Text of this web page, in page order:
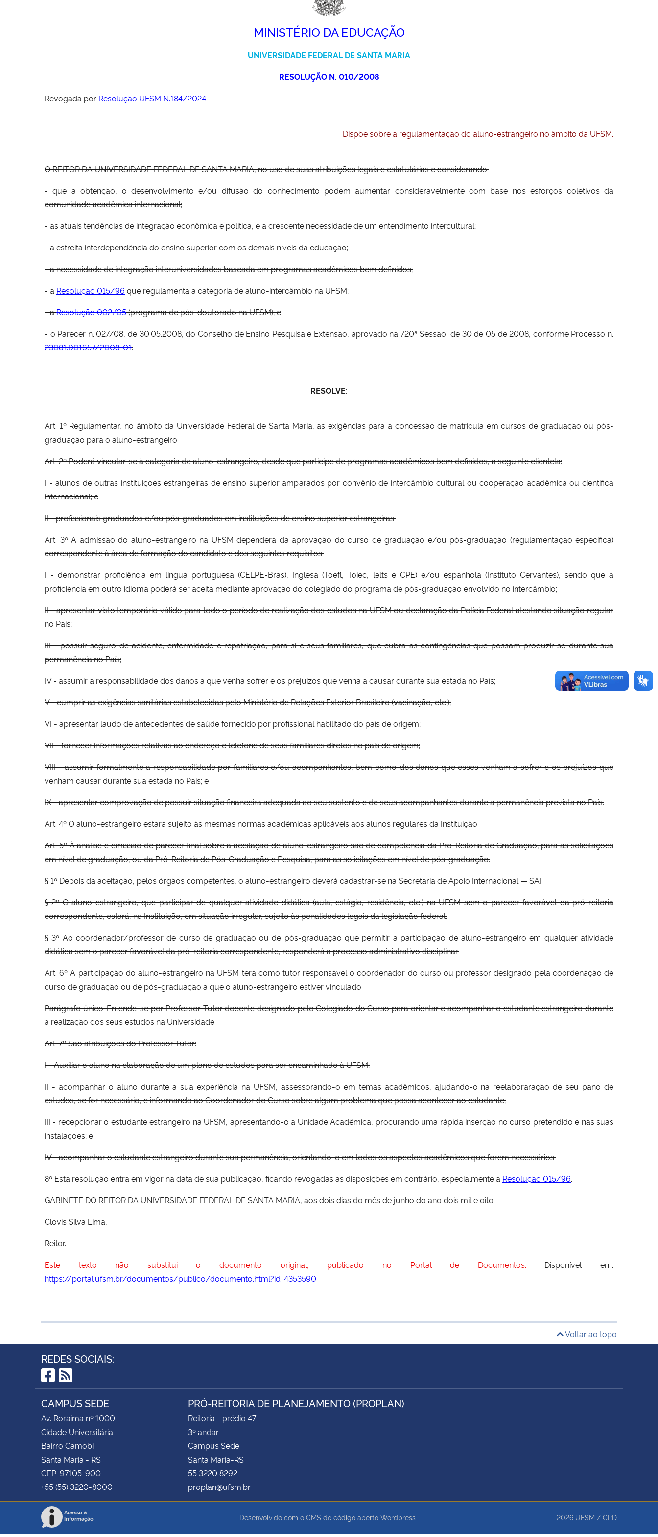
MINISTÉRIO DA EDUCAÇÃO
UNIVERSIDADE FEDERAL DE SANTA MARIA
RESOLUÇÃO N. 010/2008
Revogada por Resolução UFSM N.184/2024
Dispõe sobre a regulamentação do aluno-estrangeiro no âmbito da UFSM.
O REITOR DA UNIVERSIDADE FEDERAL DE SANTA MARIA, no uso de suas atribuições legais e estatutárias e considerando:
- que a obtenção, o desenvolvimento e/ou difusão do conhecimento podem aumentar consideravelmente com base nos esforços coletivos da
comunidade acadêmica internacional;
- as atuais tendências de integração econômica e política, e a crescente necessidade de um entendimento intercultural;
- a estreita interdependência do ensino superior com os demais níveis da educação;
- a necessidade de integração interuniversidades baseada em programas acadêmicos bem definidos;
- aResolução 015/96que regulamenta a categoria de aluno-intercâmbio na UFSM;
- aResolução 002/05(programa de pós-doutorado na UFSM); e
- o Parecer n. 027/08, de 30.05.2008, do Conselho de Ensino Pesquisa e Extensão, aprovado na 720ª Sessão, de 30 de 05 de 2008, conforme Processo n.
23081.001657/2008-01.
RESOLVE:
Art. 1º Regulamentar, no âmbito da Universidade Federal de Santa Maria, as exigências para a concessão de matricula em cursos de graduação ou pós-
graduação para o aluno-estrangeiro.
Art. 2º Poderá vincular-se à categoria de aluno-estrangeiro, desde que participe de programas acadêmicos bem definidos, a seguinte clientela:
I - alunos de outras instituições estrangeiras de ensino superior amparados por convênio de intercâmbio cultural ou cooperação acadêmica ou científica
internacional; e
II - profissionais graduados e/ou pós-graduados em instituições de ensino superior estrangeiras.
Art. 3º A admissão do aluno-estrangeiro na UFSM dependerá da aprovação do curso de graduação e/ou pós-graduação (regulamentação especifica)
correspondente à área de formação do candidato e dos seguintes requisitos:
I - demonstrar proficiência em língua portuguesa (CELPE-Bras), Inglesa (Toefl, Toiec, lelts e CPE) e/ou espanhola (Instituto Cervantes), sendo que a
proficiência em outro idioma poderá ser aceita mediante aprovação do colegiado do programa de pós-graduação envolvido no intercâmbio;
II - apresentar visto temporário válido para todo o período de realização dos estudos na UFSM ou declaração da Polícia Federal atestando situação regular
no País;
III - possuir seguro de acidente, enfermidade e repatriação, para si e seus familiares, que cubra as contingências que possam produzir-se durante sua
permanência no País;
IV - assumir a responsabilidade dos danos a que venha sofrer e os prejuízos que venha a causar durante sua estada no País;
V - cumprir as exigências sanitárias estabelecidas pelo Ministério de Relações Exterior Brasileiro (vacinação, etc.);
VI - apresentar laudo de antecedentes de saúde fornecido por profissional habilitado do país de origem;
VII - fornecer informações relativas ao endereço e telefone de seus familiares diretos no país de origem;
VIII - assumir formalmente a responsabilidade por familiares e/ou acompanhantes, bem como dos danos que esses venham a sofrer e os prejuízos que
venham causar durante sua estada no País; e
IX - apresentar comprovação de possuir situação financeira adequada ao seu sustento e de seus acompanhantes durante a permanência prevista no País.
Art. 4º O aluno-estrangeiro estará sujeito às mesmas normas acadêmicas aplicáveis aos alunos regulares da Instituição.
Art. 5º À análise e emissão de parecer final sobre a aceitação de aluno-estrangeiro são de competência da Pró-Reitoria de Graduação, para as solicitações
em nível de graduação, ou da Pró-Reitoria de Pós-Graduação e Pesquisa, para as solicitações em nível de pós-graduação.
§ 1º Depois da aceitação, pelos órgãos competentes, o aluno-estrangeiro deverá cadastrar-se na Secretaria de Apoio Internacional — SAI.
§ 2º O aluno estrangeiro, que participar de qualquer atividade didática (aula, estágio, residência, etc.) na UFSM sem o parecer favorável da pró-reitoria
correspondente, estará, na Instituição, em situação irregular, sujeito às penalidades legais da legislação federal.
§ 3º Ao coordenador/professor de curso de graduação ou de pós-graduação que permitir a participação de aluno-estrangeiro em qualquer atividade
didática sem o parecer favorável da pró-reitoria correspondente, responderá a processo administrativo disciplinar.
Art. 6º A participação do aluno-estrangeiro na UFSM terá como tutor responsável o coordenador do curso ou professor designado pela coordenação de
curso de graduação ou de pós-graduação a que o aluno-estrangeiro estiver vinculado.
Parágrafo único. Entende-se por Professor Tutor docente designado pelo Colegiado do Curso para orientar e acompanhar o estudante estrangeiro durante
a realização dos seus estudos na Universidade.
Art. 7º São atribuições do Professor Tutor:
I - Auxiliar o aluno na elaboração de um plano de estudos para ser encaminhado à UFSM;
II - acompanhar o aluno durante a sua experiência na UFSM, assessorando-o em temas acadêmicos, ajudando-o na reelaboraração de seu pano de
estudos, se for necessário, e informando ao Coordenador do Curso sobre algum problema que possa acontecer ao estudante;
III - recepcionar o estudante estrangeiro na UFSM, apresentando-o a Unidade Acadêmica, procurando uma rápida inserção no curso pretendido e nas suas
instalações; e
IV - acompanhar o estudante estrangeiro durante sua permanência, orientando-o em todos os aspectos acadêmicos que forem necessários.
8º Esta resolução entra em vigor na data de sua publicação, ficando revogadas as disposições em contrário, especialmente aResolução 015/96.
GABINETE DO REITOR DA UNIVERSIDADE FEDERAL DE SANTA MARIA, aos dois dias do mês de junho do ano dois mil e oito.
Clovis Silva Lima,
Reitor.
Este texto não substitui o documento original, publicado no Portal de Documentos. Disponível em:
https://portal.ufsm.br/documentos/publico/documento.html?id=4353590
Voltar ao topo
REDES SOCIAIS:
Facebook
RSS
CAMPUS SEDE
Av. Roraima nº 1000
Cidade Universitária
Bairro Camobi
Santa Maria - RS
CEP: 97105-900
+55 (55) 3220-8000
PRÓ-REITORIA DE PLANEJAMENTO (PROPLAN)
Reitoria - prédio 47
3º andar
Campus Sede
Santa Maria-RS
55 3220 8292
proplan@ufsm.br
Acesso à
Informação
Desenvolvido com o CMS de código aberto Wordpress 2026 UFSM / CPD